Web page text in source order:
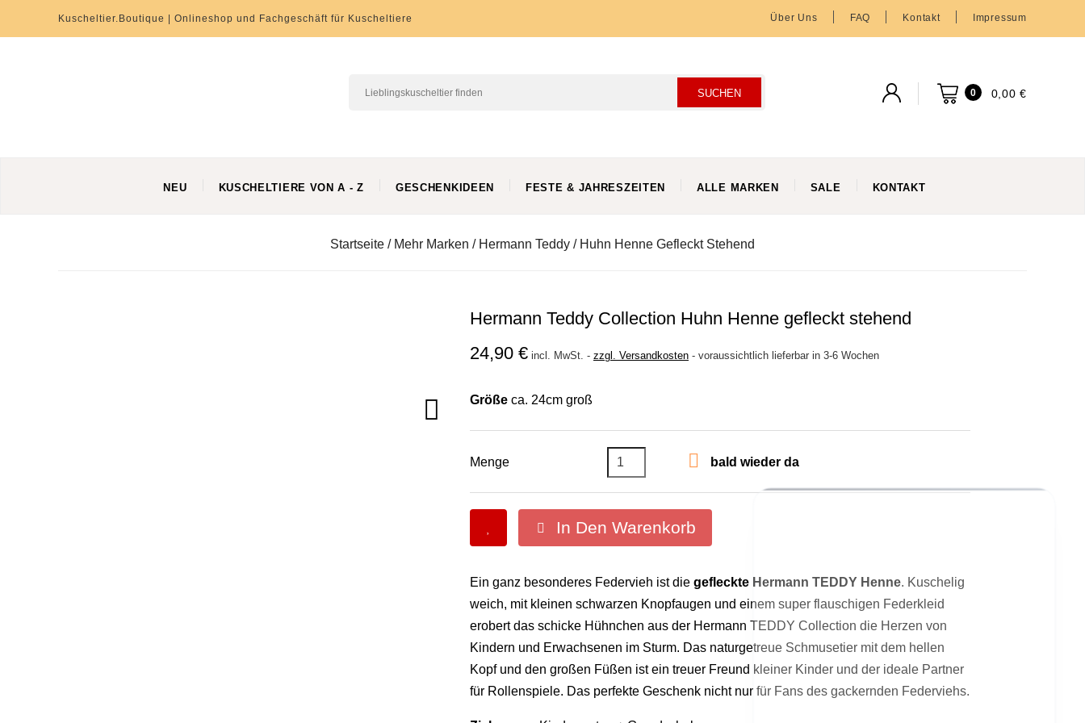
Kuscheltier.Boutique | Onlineshop und Fachgeschäft für Kuscheltiere Über Uns FAQ Kontakt Impressum
0 0,00 €
SUCHEN
NEU KUSCHELTIERE VON A - Z GESCHENKIDEEN FESTE & JAHRESZEITEN ALLE MARKEN SALE KONTAKT
Startseite Mehr Marken Hermann Teddy Huhn Henne Gefleckt Stehend

Hermann Teddy Collection Huhn Henne gefleckt stehend
24,90 € incl. MwSt. - zzgl. Versandkosten - voraussichtlich lieferbar in 3-6 Wochen
Größe ca. 24cm groß
Menge  bald wieder da
 In Den Warenkorb
Ein ganz besonderes Federvieh ist die gefleckte Hermann TEDDY Henne. Kuschelig
weich, mit kleinen schwarzen Knopfaugen und einem super flauschigen Federkleid
erobert das schicke Hühnchen aus der Hermann TEDDY Collection die Herzen von
Kindern und Erwachsenen im Sturm. Das naturgetreue Schmusetier mit dem hellen
Kopf und den großen Füßen ist ein treuer Freund kleiner Kinder und der ideale Partner
für Rollenspiele. Das perfekte Geschenk nicht nur für Fans des gackernden Federviehs.
ermöglichen grundlegende Funktionen des
Onlineshops. Sitzungscookies werden
automatisch gelöscht, wenn Du Dein
Browserfenster schließt.
verbessern. Sie sammeln anonyme Informationen,
wie sich ein Besucher auf der Seite verhält.